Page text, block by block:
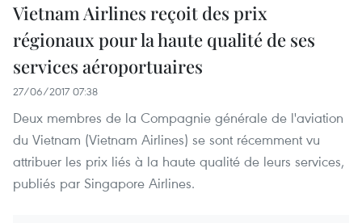
Vietnam Airlines reçoit des prix
régionaux pour la haute qualité de ses
services aéroportuaires
27/06/2017 07:38
Deux membres de la Compagnie générale de l'aviation
du Vietnam (Vietnam Airlines) se sont récemment vu
attribuer les prix liés à la haute qualité de leurs services,
publiés par Singapore Airlines.